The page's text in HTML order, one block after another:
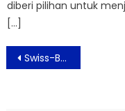
diberi pilihan untuk
[…]
Post
navigation
Swiss-Belresidences Kalibata Sambut Bulan Suci Ramadhan Suguhkan Aneka Penawaran